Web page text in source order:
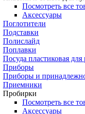
Посмотреть все
Аксессуары
Поглотители
Подставки
Полислайд
Поплавки
Посуда пластиковая для
Приборы
Приборы и
Приемники
Пробирки
Посмотреть все
Аксессуары